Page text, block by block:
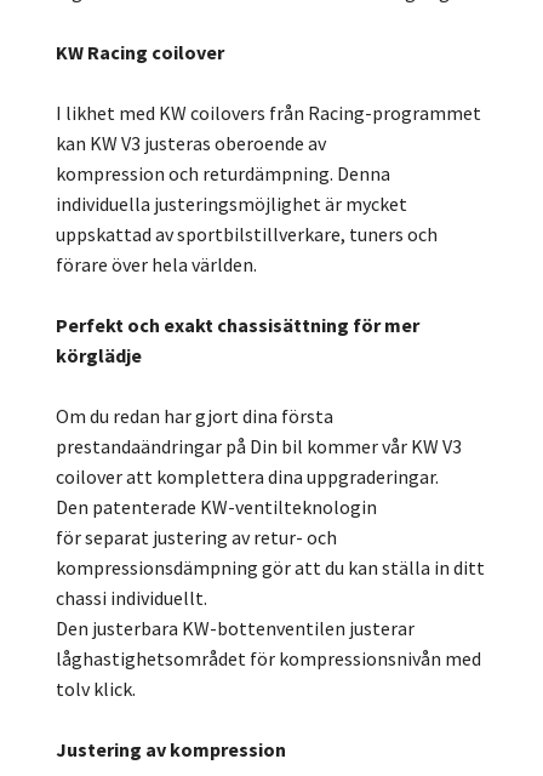
KW Racing coilover
I likhet med KW coilovers från Racing-programmet
kan KW V3 justeras oberoende av
kompression och returdämpning. Denna
individuella justeringsmöjlighet är mycket
uppskattad av sportbilstillverkare, tuners och
förare över hela världen.
Perfekt och exakt chassisättning för mer
körglädje
Om du redan har gjort dina första
prestandaändringar på Din bil kommer vår KW V3
coilover att komplettera dina uppgraderingar.
Den patenterade KW-ventilteknologin
för separat justering av retur- och
kompressionsdämpning gör att du kan ställa in ditt
chassi individuellt.
Den justerbara KW-bottenventilen justerar
låghastighetsområdet för kompressionsnivån med
tolv klick.
Justering av kompression